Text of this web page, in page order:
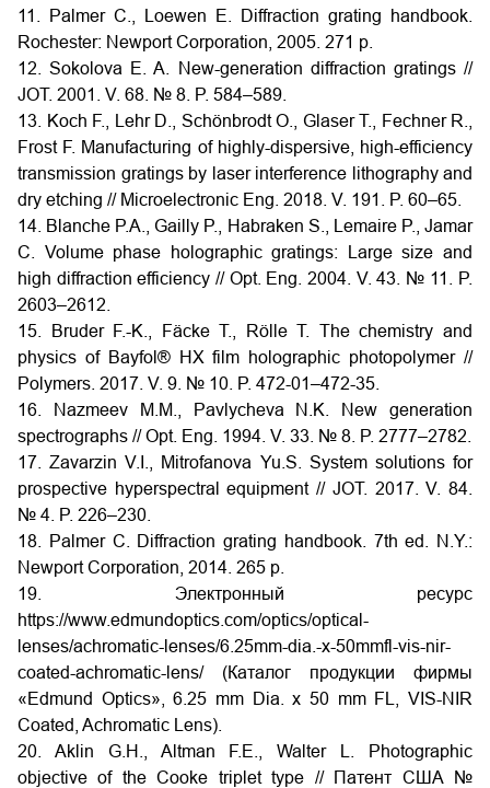
11. Palmer C., Loewen E. Diffraction grating handbook.
Rochester: Newport Corporation, 2005. 271 p.
12. Sokolova E. A. New-generation diffraction gratings //
JOT. 2001. V. 68. № 8. P. 584–589.
13. Koch F., Lehr D., Schönbrodt O., Glaser T., Fechner R.,
Frost F. Manufacturing of highly-dispersive, high-efficiency
transmission gratings by laser interference lithography and
dry etching // Microelectronic Eng. 2018. V. 191. P. 60–65.
14. Blanche P.A., Gailly P., Habraken S., Lemaire P., Jamar
C. Volume phase holographic gratings: Large size and
high diffraction efficiency // Opt. Eng. 2004. V. 43. № 11. P.
2603–2612.
15. Bruder F.-K., Fäcke T., Rölle T. The chemistry and
physics of Bayfol® HX film holographic photopolymer //
Polymers. 2017. V. 9. № 10. P. 472-01–472-35.
16. Nazmeev M.M., Pavlycheva N.K. New generation
spectrographs // Opt. Eng. 1994. V. 33. № 8. P. 2777–2782.
17. Zavarzin V.I., Mitrofanova Yu.S. System solutions for
prospective hyperspectral equipment // JOT. 2017. V. 84.
№ 4. P. 226–230.
18. Palmer C. Diffraction grating handbook. 7th ed. N.Y.:
Newport Corporation, 2014. 265 p.
19. Электронный ресурс
https://www.edmundoptics.com/optics/optical-
lenses/achromatic-lenses/6.25mm-dia.-x-50mmfl-vis-nir-
coated-achromatic-lens/ (Каталог продукции фирмы
«Edmund Optics», 6.25 mm Dia. x 50 mm FL, VIS-NIR
Coated, Achromatic Lens).
20. Aklin G.H., Altman F.E., Walter L. Photographic
objective of the Cooke triplet type // Патент США №